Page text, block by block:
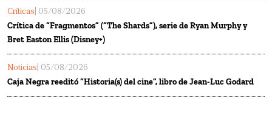
Críticas | 05/08/2026
Crítica de “Fragmentos” (“The Shards”), serie de Ryan Murphy y
Bret Easton Ellis (Disney+)
Noticias | 05/08/2026
Caja Negra reeditó “Historia(s) del cine”, libro de Jean-Luc Godard